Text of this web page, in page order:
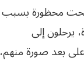
القطاع التي أصبحت محظورة بسبب
يرحلون إلى
على بعد صورة منهم،